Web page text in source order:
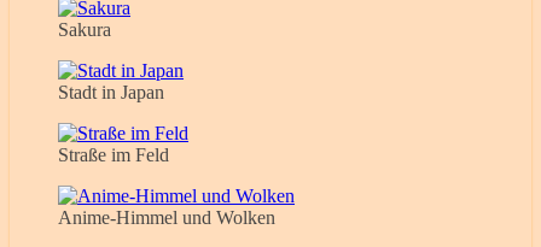
Sakura
Stadt in Japan
Straße im Feld
Anime-Himmel und Wolken